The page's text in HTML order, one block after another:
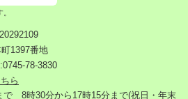
1397番地
78-3830
ら
で 8時30分から17時15分まで(祝日・年末